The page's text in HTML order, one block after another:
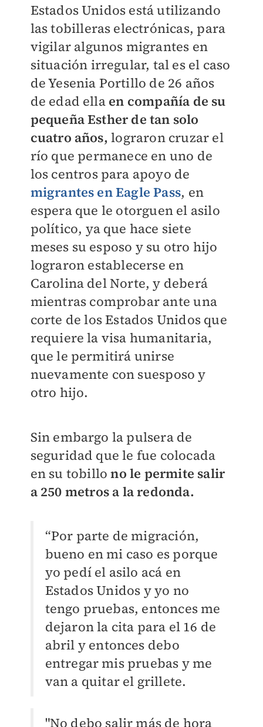
Estados Unidos está utilizando
las tobilleras electrónicas, para
vigilar algunos migrantes en
situación irregular, tal es el caso
de Yesenia Portillo de 26 años
de edad ella en compañía de su
pequeña Esther de tan solo
cuatro años, lograron cruzar el
río que permanece en uno de
los centros para apoyo de
migrantes en Eagle Pass, en
espera que le otorguen el asilo
político, ya que hace siete
meses su esposo y su otro hijo
lograron establecerse en
Carolina del Norte, y deberá
mientras comprobar ante una
corte de losEstados Unidos que
requiere la visa humanitaria,
que le permitirá unirse
nuevamente con suesposo y
otro hijo.
Sin embargo la pulsera de
seguridad que le fue colocada
en su tobillono le permite salir
a 250 metros a la redonda.
“Por parte de migración,
bueno en mi caso es porque
yo pedí el asilo acá en
EstadosUnidos y yo no
tengo pruebas, entonces me
dejaron la cita para el 16 de
abril y entonces debo
entregar mis pruebas y me
van a quitar el grillete.
"No debo salir más de hora